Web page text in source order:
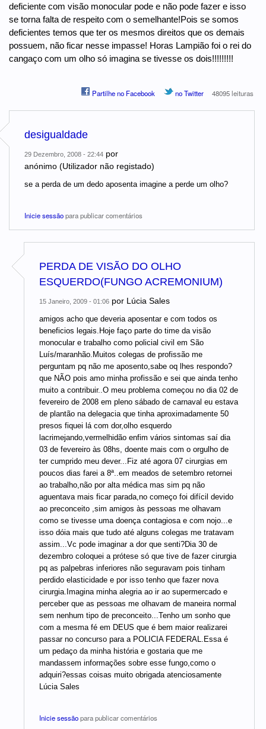
deficiente com visão monocular pode e não pode fazer e isso
se torna falta de respeito com o semelhante!Pois se somos
deficientes temos que ter os mesmos direitos que os demais
possuem, não ficar nesse impasse! Horas Lampião foi o rei do
cangaço com um olho só imagina se tivesse os dois!!!!!!!!!
Partilhe no Facebook no Twitter 48095 leituras
desigualdade
29 Dezembro, 2008 - 22:44 por
anónimo (Utilizador não registado)
se a perda de um dedo aposenta imagine a perde um olho?
Inicie sessãopara publicar comentários
PERDA DE VISÃO DO OLHO
ESQUERDO(FUNGO ACREMONIUM)
15 Janeiro, 2009 - 01:06 por Lúcia Sales
amigos acho que deveria aposentar e com todos os
beneficios legais.Hoje faço parte do time da visão
monocular e trabalho como policial civil em São
Luís/maranhão.Muitos colegas de profissão me
perguntam pq não me aposento,sabe oq lhes respondo?
que NÃO pois amo minha profissão e sei que ainda tenho
muito a contribuir..O meu problema começou no dia 02 de
fevereiro de 2008 em pleno sábado de carnaval eu estava
de plantão na delegacia que tinha aproximadamente 50
presos fiquei lá com dor,olho esquerdo
lacrimejando,vermelhidão enfim vários sintomas saí dia
03 de fevereiro às 08hs, doente mais com o orgulho de
ter cumprido meu dever...Fiz até agora 07 cirurgias em
poucos dias farei a 8ª..em meados de setembro retornei
ao trabalho,não por alta médica mas sim pq não
aguentava mais ficar parada,no começo foi difícil devido
ao preconceito ,sim amigos às pessoas me olhavam
como se tivesse uma doença contagiosa e com nojo...e
isso dóia mais que tudo até alguns colegas me tratavam
assim...Vc pode imaginar a dor que senti?Dia 30 de
dezembro coloquei a prótese só que tive de fazer cirurgia
pq as palpebras inferiores não seguravam pois tinham
perdido elasticidade e por isso tenho que fazer nova
cirurgia.Imagina minha alegria ao ir ao supermercado e
perceber que as pessoas me olhavam de maneira normal
sem nenhum tipo de preconceito...Tenho um sonho que
com a mesma fé em DEUS que é bem maior realizarei
passar no concurso para a POLICIA FEDERAL.Essa é
um pedaço da minha história e gostaria que me
mandassem informações sobre esse fungo,como o
adquiri?essas coisas muito obrigada atenciosamente
Lúcia Sales
Inicie sessãopara publicar comentários